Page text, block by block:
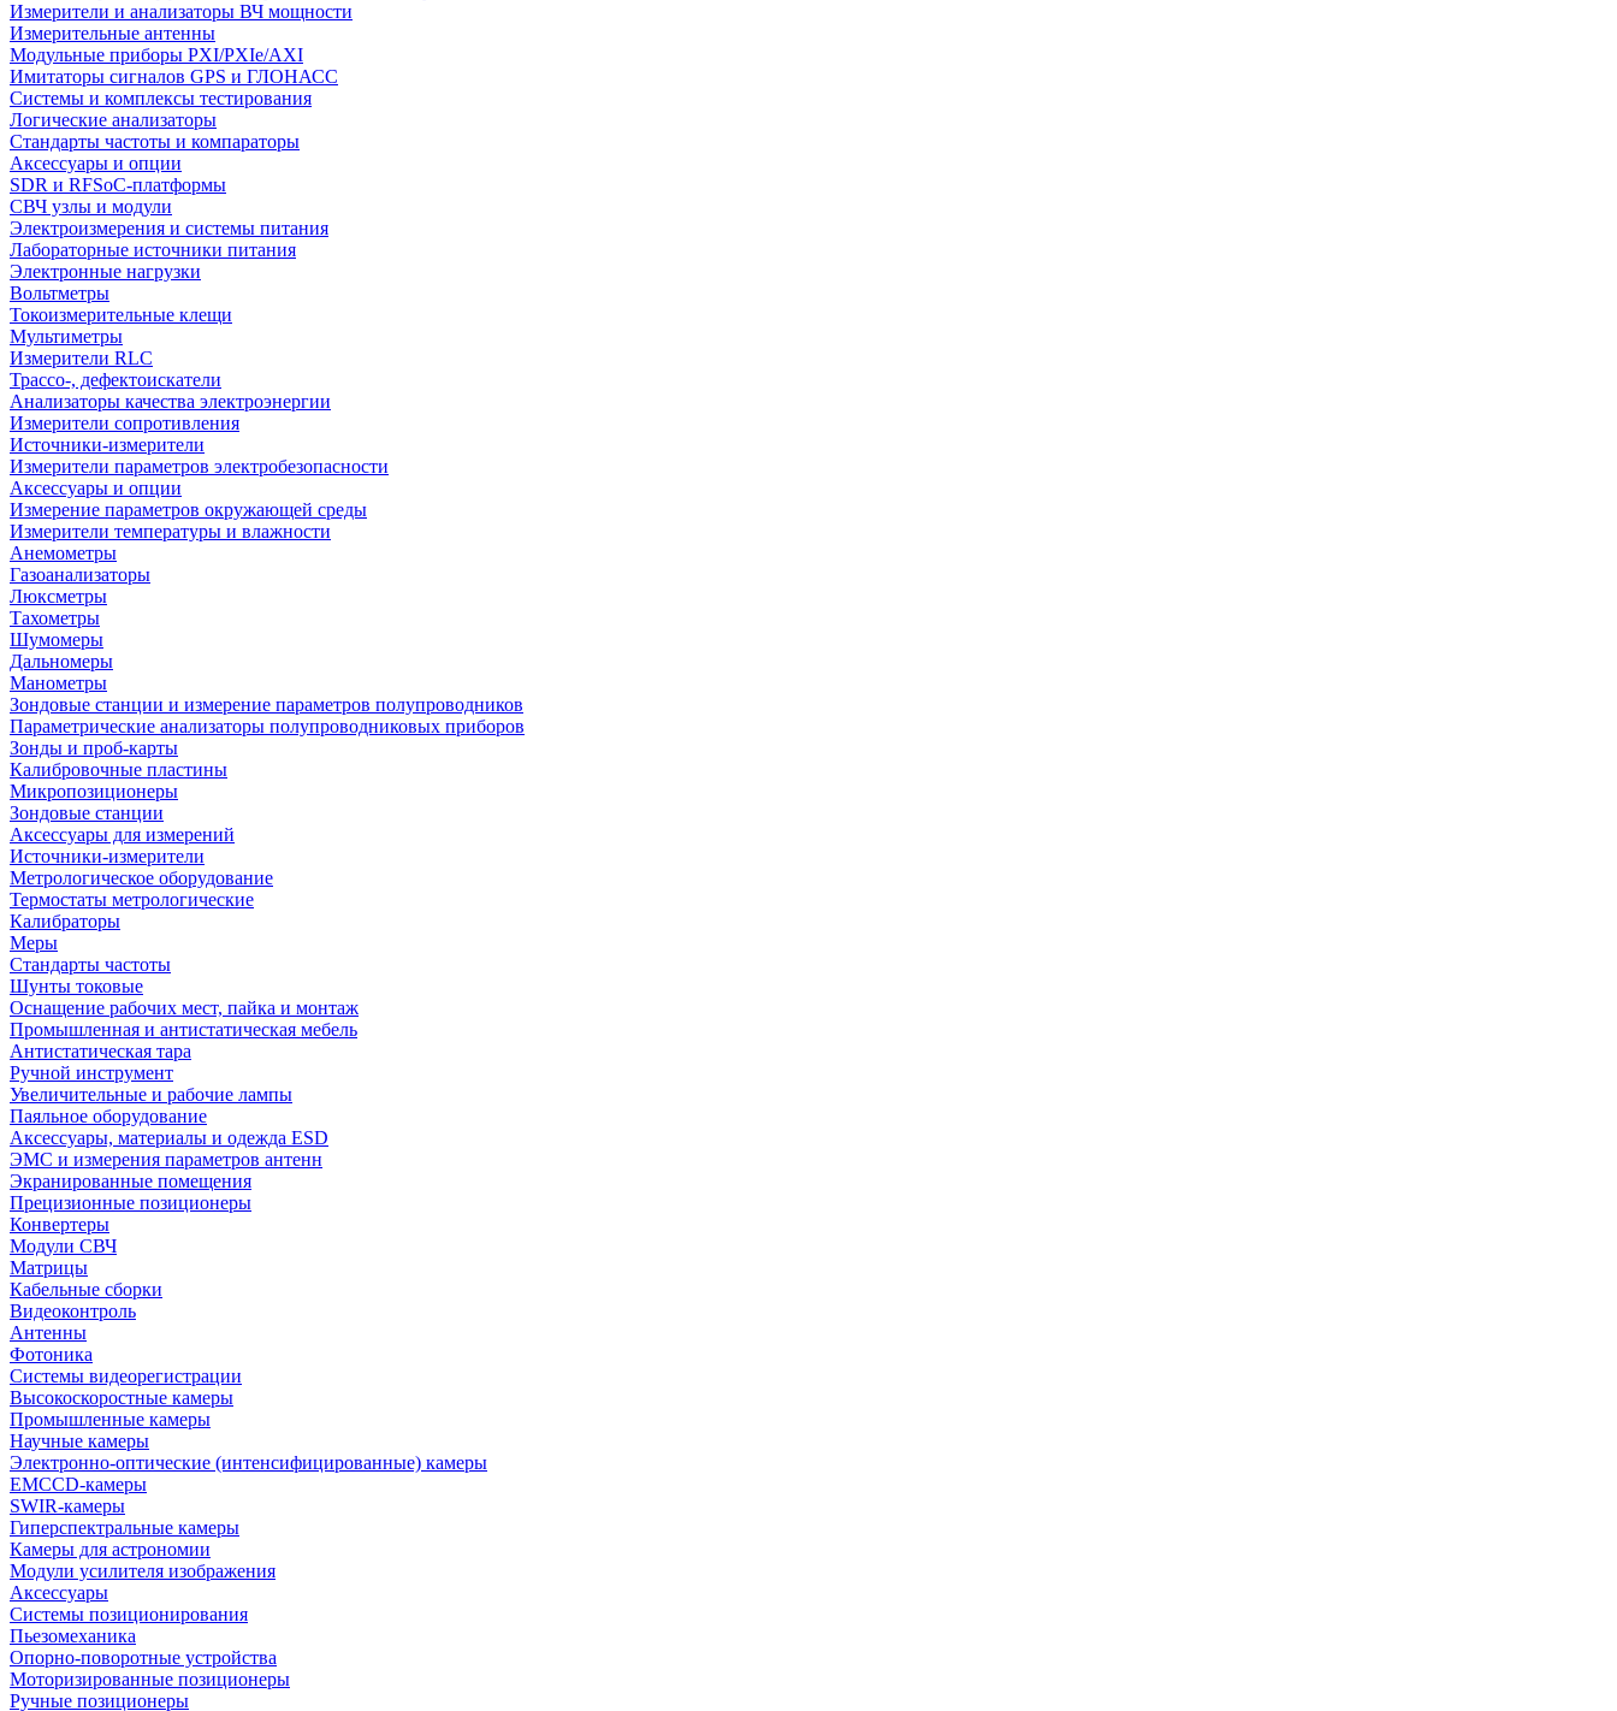
Измерители и анализаторы ВЧ мощности
Измерительные антенны
Модульные приборы PXI/PXIe/AXI
Имитаторы сигналов GPS и ГЛОНАСС
Системы и комплексы тестирования
Логические анализаторы
Стандарты частоты и компараторы
Аксессуары и опции
SDR и RFSoC‑платформы
СВЧ узлы и модули
Электроизмерения и системы питания
Лабораторные источники питания
Электронные нагрузки
Вольтметры
Токоизмерительные клещи
Мультиметры
Измерители RLC
Трассо-, дефектоискатели
Анализаторы качества электроэнергии
Измерители сопротивления
Источники-измерители
Измерители параметров электробезопасности
Аксессуары и опции
Измерение параметров окружающей среды
Измерители температуры и влажности
Анемометры
Газоанализаторы
Люксметры
Тахометры
Шумомеры
Дальномеры
Манометры
Зондовые станции и измерение параметров полупроводников
Параметрические анализаторы полупроводниковых приборов
Зонды и проб-карты
Калибровочные пластины
Микропозиционеры
Зондовые станции
Аксессуары для измерений
Источники-измерители
Метрологическое оборудование
Термостаты метрологические
Калибраторы
Меры
Стандарты частоты
Шунты токовые
Оснащение рабочих мест, пайка и монтаж
Промышленная и антистатическая мебель
Антистатическая тара
Ручной инструмент
Увеличительные и рабочие лампы
Паяльное оборудование
Аксессуары, материалы и одежда ESD
ЭМС и измерения параметров антенн
Экранированные помещения
Прецизионные позиционеры
Конвертеры
Модули СВЧ
Матрицы
Кабельные сборки
Видеоконтроль
Антенны
Фотоника
Cистемы видеорегистрации
Высокоскоростные камеры
Промышленные камеры
Научные камеры
Электронно-оптические (интенсифицированные) камеры
EMCCD-камеры
SWIR-камеры
Гиперспектральные камеры
Камеры для астрономии
Модули усилителя изображения
Аксессуары
Системы позиционирования
Пьезомеханика
Опорно-поворотные устройства
Моторизированные позиционеры
Ручные позиционеры